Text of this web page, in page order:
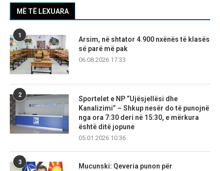
MË TË LEXUARA
1
Arsim, në shtator 4.900 nxënës të klasës
së parë më pak
06.08.2026 17:33
2
Sportelet e NP “Ujësjellësi dhe
Kanalizimi” – Shkup nesër do të punojnë
nga ora 7:30 deri në 15:30, e mërkura
është ditë jopune
05.01.2026 10:36
3
Mucunski: Qeveria punon për